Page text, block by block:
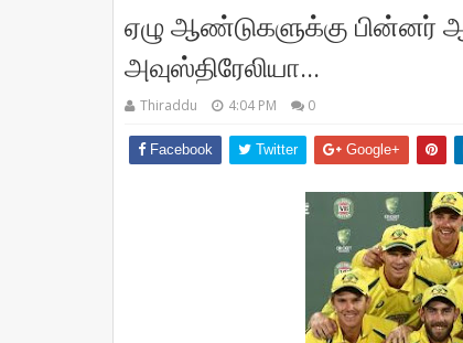
ஏழு ஆண்டுகளுக்கு
அவுஸ்திரேலியா...
Thiraddu 4:04 PM 0
Facebook Twitter Google+